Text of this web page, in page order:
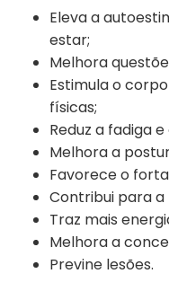
Eleva a
estar;
Melhora
Estimula o
físicas;
Reduz a fadiga
Melhora a
Favorece o
Contribui para
Traz mais
Melhora a
Previne lesões.